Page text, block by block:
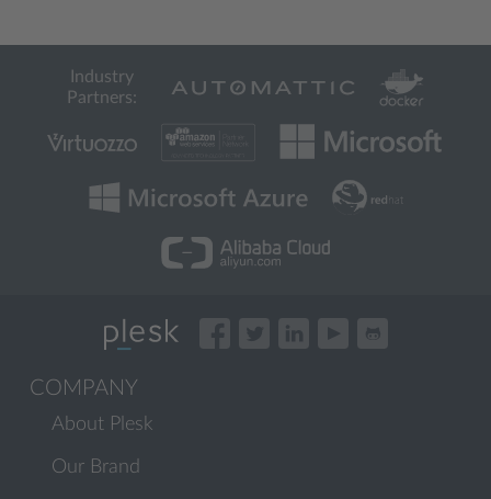
Industry
Partners:
COMPANY
About Plesk
Our Brand